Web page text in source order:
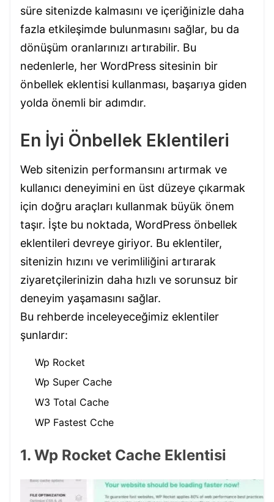
süre sitenizde kalmasını ve içeriğinizle daha
fazla etkileşimde bulunmasını sağlar, bu da
dönüşüm oranlarınızı artırabilir. Bu
nedenlerle, her WordPress sitesinin bir
önbellek eklentisi kullanması, başarıya giden
yolda önemli bir adımdır.
En İyi Önbellek Eklentileri
Web sitenizin performansını artırmak ve
kullanıcı deneyimini en üst düzeye çıkarmak
için doğru araçları kullanmak büyük önem
taşır. İşte bu noktada, WordPress önbellek
eklentileri devreye giriyor. Bu eklentiler,
sitenizin hızını ve verimliliğini artırarak
ziyaretçilerinizin daha hızlı ve sorunsuz bir
deneyim yaşamasını sağlar.
Bu rehberde inceleyeceğimiz eklentiler
şunlardır:
Wp Rocket
Wp Super Cache
W3 Total Cache
WP Fastest Cche
1. Wp Rocket Cache Eklentisi